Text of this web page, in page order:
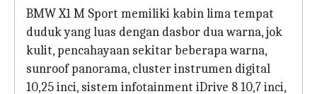
BMW X1 M Sport memiliki kabin lima tempat
duduk yang luas dengan dasbor dua warna, jok
kulit, pencahayaan sekitar beberapa warna,
sunroof panorama, cluster instrumen digital
10,25 inci, sistem infotainment iDrive 8 10,7 inci,